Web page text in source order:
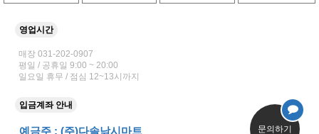
영업시간
매장 031-202-0907
평일 / 공휴일 9:00 ~ 20:00
일요일 휴무 / 점심 12~13시까지
입금계좌 안내
예금주 : (주)다솔낚시마트 문의하기